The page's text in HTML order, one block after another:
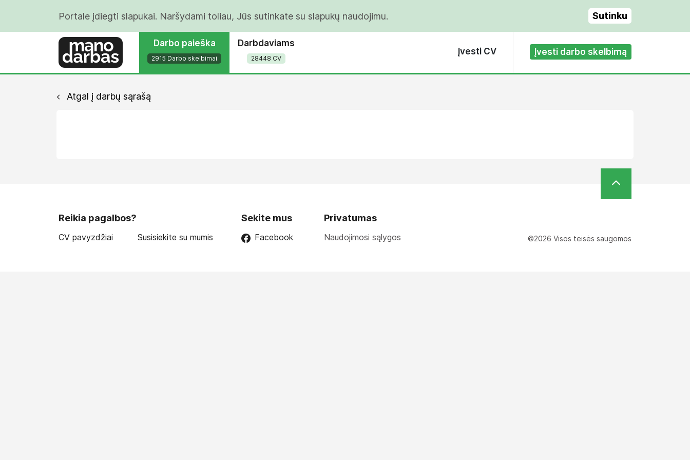
Portale įdiegti slapukai. Naršydami toliau, Jūs sutinkate su slapukų naudojimu. Sutinku
Darbo paieška
2915 Darbo skelbimai
Darbdaviams
28448 CV
Įvesti CV Įvesti darbo skelbimą
Atgal į darbų sąrašą
Reikia pagalbos?
CV pavyzdžiai Susisiekite su mumis
Sekite mus
Facebook
Privatumas
Naudojimosi sąlygos ©2026 Visos teisės saugomos